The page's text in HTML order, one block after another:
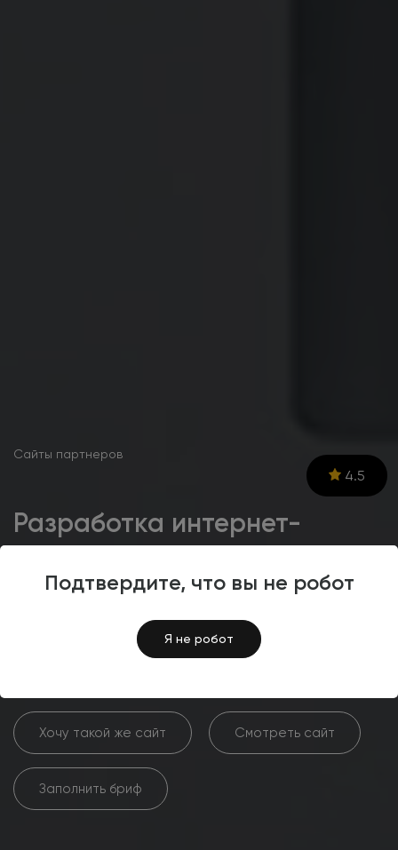
Подтвердите, что вы не робот
Я не робот
Сайты партнеров
Разработка интернет-
магазина
стоматологического
КАВИТРОН»‎
Хочу такой же сайт Смотреть сайт
Заполнить бриф
4.5